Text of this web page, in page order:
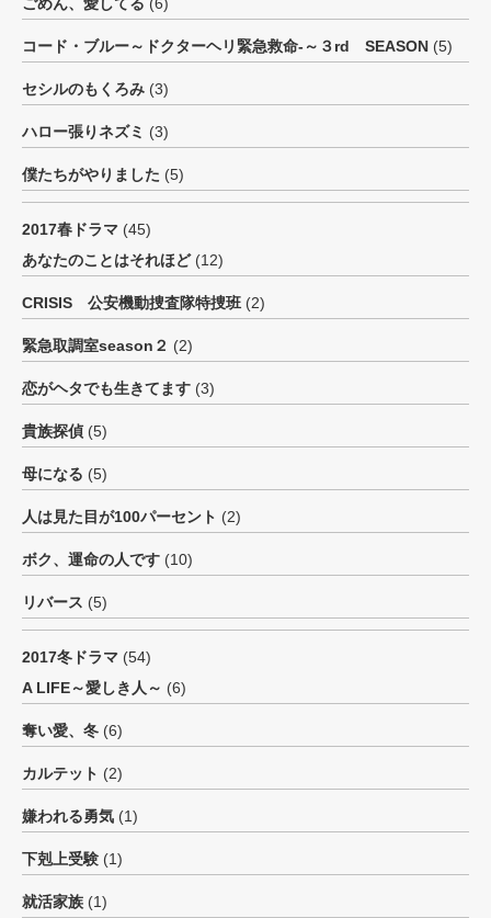
コード・ブルー～ドクターヘリ緊急救命-～３rd SEASON (5)
セシルのもくろみ (3)
ハロー張りネズミ (3)
僕たちがやりました (5)
2017春ドラマ (45)
あなたのことはそれほど(12)
CRISIS 公安機動捜査隊特捜班 (2)
緊急取調室season２ (2)
恋がヘタでも生きてます (3)
貴族探偵 (5)
母になる (5)
人は見た目が100パーセント (2)
ボク、運命の人です (10)
リバース (5)
2017冬ドラマ (54)
A LIFE～愛しき人～ (6)
奪い愛、冬 (6)
カルテット (2)
嫌われる勇気 (1)
下剋上受験 (1)
就活家族 (1)